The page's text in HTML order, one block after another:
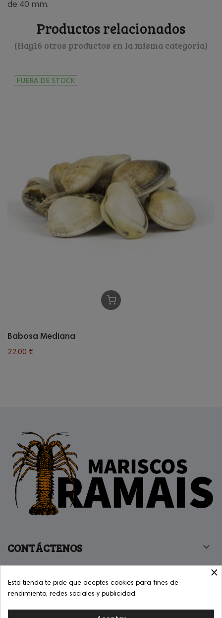
de 40 mm.
Productos relacionados
(Hay16 otros productos en la misma categoría)
FUERA DE STOCK
Babosa Mediana
22,00 €
CONTÁCTENOS 
COOKIES ACCESIBILIDAD
×
Esta tienda te pide que aceptes cookies para fines de
rendimiento, redes sociales y publicidad.